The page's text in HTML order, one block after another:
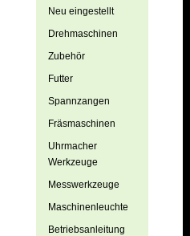
Neu eingestellt
Drehmaschinen
Zubehör
Futter
Spannzangen
Fräsmaschinen
Uhrmacher
Werkzeuge
Messwerkzeuge
Maschinenleuchte
Betriebsanleitung